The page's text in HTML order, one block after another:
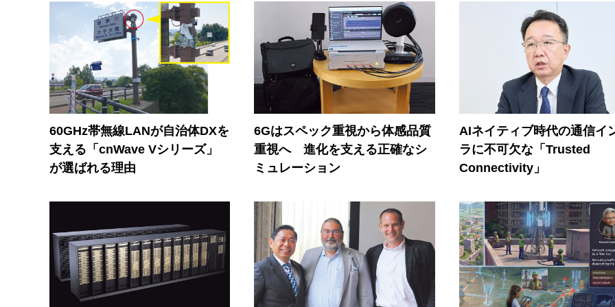
60GHz帯無線LANが自治体DXを
支える「cnWave Vシリーズ」
が選ばれる理由
6Gはスペック重視から体感品質
重視へ 進化を支える正確なシ
ミュレーション
AIネイティブ時代の通信イ
ラに不可欠な「Trusted
Connectivity」